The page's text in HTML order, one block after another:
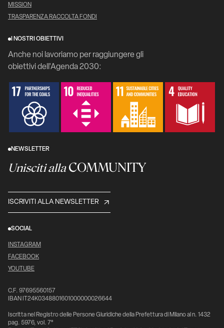
MISSION
TRASPARENZA RACCOLTA FONDI
I NOSTRI OBIETTIVI
Anche noi lavoriamo per raggiungere gli
obiettivi dell'Agenda 2030:
NEWSLETTER
Unisciti allaCOMMUNITY
ISCRIVITI ALLA NEWSLETTER
SOCIAL
INSTAGRAM
FACEBOOK
YOUTUBE
C.F. 97695560157
IBAN IT24K0348801601000000026644
Iscritta nel Registro delle Persone Giuridiche della Prefettura di Milano al n. 1432
pag. 5976, vol. 7°